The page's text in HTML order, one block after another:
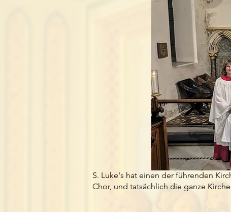
S. Luke's hat einen der führenden
Chor, und tatsächlich die ganze